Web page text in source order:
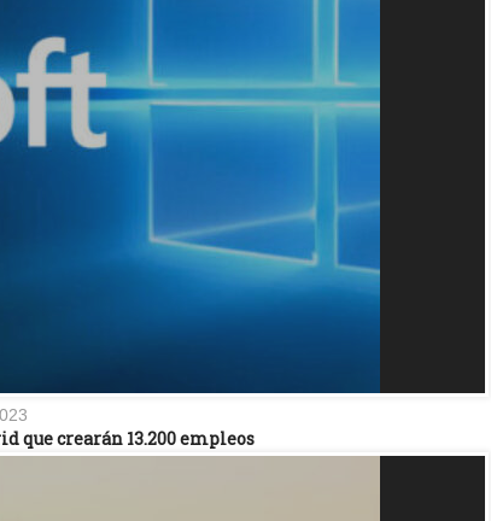
que crearán 13.200 empleos